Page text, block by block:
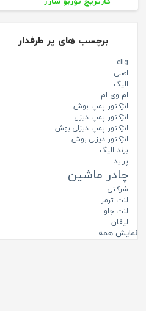
قطعات اگزوز
قطعات بدنه
قطعات داخلی اتاق
لوازم مصرفی
قطعات بخاری
منتخب جلوبندی
منتخب هفته
منتخب قطعات برقی
اکسسوری
قطعات کولر
برچسب های پر طرفدار
elig
اصلی
الیگ
ام وی ام
انژکتور پمپ بوش
انژکتور پمپ دیزل
انژکتور پمپ دیزلی بوش
انژکتور دیزلی بوش
برند الیگ
پراید
چادر ماشین
شرکتی
لنت ترمز
لنت جلو
لیفان
نمایش همه